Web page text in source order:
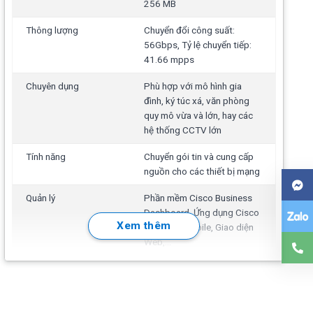
256 MB
Thông lượng
Chuyển đổi công suất:
56Gbps, Tỷ lệ chuyển tiếp:
41.66 mpps
Chuyên dụng
Phù hợp với mô hình gia
đình, ký túc xá, văn phòng
quy mô vừa và lớn, hay các
hệ thống CCTV lớn
Tính năng
Chuyển gói tin và cung cấp
nguồn cho các thiết bị mạng
Quản lý
Phần mềm Cisco Business
Dashboard, Ứng dụng Cisco
Business mobile, Giao diện
Web,...
Xem thêm